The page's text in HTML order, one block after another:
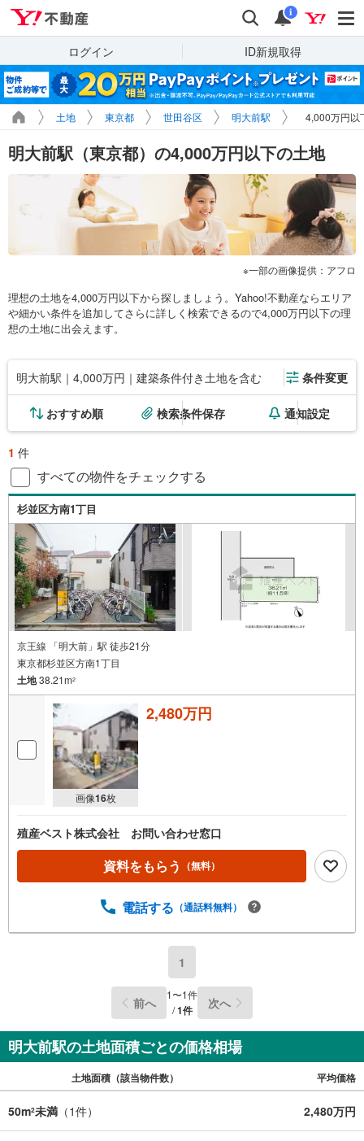
検索 通知
i
ログイン ID新規取得
土地 東京都 世田谷区 明大前駅 4,000万円以
明大前駅（東京都）の4,000万円以下の土地
一部の画像提供：アフロ
理想の土地を4,000万円以下から探しましょう。Yahoo!不動産ならエリア
や細かい条件を追加してさらに詳しく検索できるので4,000万円以下の理
想の土地に出会えます。
明大前駅｜4,000万円｜建築条件付き土地を含む 条件変更
おすすめ順 検索条件保存 通知設定
1 件
すべての物件をチェックする
杉並区方南1丁目
京王線 「明大前」駅 徒歩21分
東京都杉並区方南1丁目
土地38.21m2
画像16枚
2,480万円
殖産ベスト株式会社 お問い合わせ窓口
資料をもらう （無料）
電話する （通話料無料）
1
前へ 1〜1件
/1件 次へ
明大前駅の土地面積ごとの価格相場
土地面積（該当物件数） 平均価格
50m2未満 （1件） 2,480万円